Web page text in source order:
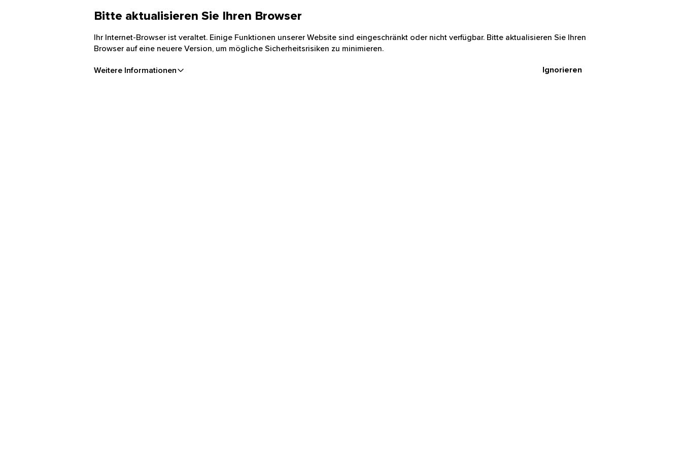
Bitte aktualisieren Sie Ihren Browser
Ihr Internet-Browser ist veraltet. Einige Funktionen unserer Website sind eingeschränkt oder nicht verfügbar. Bitte aktualisieren Sie Ihren
Browser auf eine neuere Version, um mögliche Sicherheitsrisiken zu minimieren.
Weitere Informationen Ignorieren